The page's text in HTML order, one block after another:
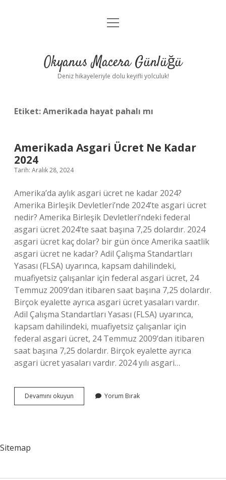
Anasayfa
Yasal Uyarı
menüyü
Okyanus Macera Günlüğü
Deniz hikayeleriyle dolu keyifli yolculuk!
Etiket:Amerikada hayat pahalı mı
Amerikada Asgari Ücret Ne Kadar
2024
Tarih: Aralık 28, 2024
Amerika’da aylık asgari ücret ne kadar 2024?
Amerika Birleşik Devletleri’nde 2024’te asgari ücret
nedir? Amerika Birleşik Devletleri’ndeki federal
asgari ücret 2024’te saat başına 7,25 dolardır. 2024
asgari ücret kaç dolar? bir gün önce Amerika saatlik
asgari ücret ne kadar? Adil Çalışma Standartları
Yasası (FLSA) uyarınca, kapsam dahilindeki,
muafiyetsiz çalışanlar için federal asgari ücret, 24
Temmuz 2009’dan itibaren saat başına 7,25 dolardır.
Birçok eyalette ayrıca asgari ücret yasaları vardır.
Adil Çalışma Standartları Yasası (FLSA) uyarınca,
kapsam dahilindeki, muafiyetsiz çalışanlar için
federal asgari ücret, 24 Temmuz 2009’dan itibaren
saat başına 7,25 dolardır. Birçok eyalette ayrıca
asgari ücret yasaları vardır. 2024 yılı asgari…
Devamını okuyun Amerikada
Asgari
Yorum Bırak
Sitemap